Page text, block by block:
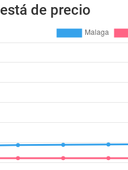
de precio